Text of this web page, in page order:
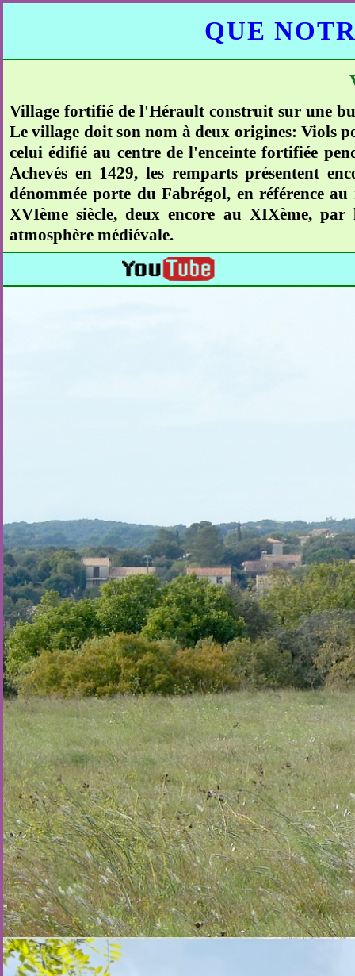
QUE
Village fortifié de l'Hérault construit sur une
Le village doit son nom à deux origines: Viols
celui édifié au centre de l'enceinte fortifiée
Achevés en 1429, les remparts présentent
dénommée porte du Fabrégol, en référence
XVIème siècle, deux encore au XIXème,
atmosphère médiévale.